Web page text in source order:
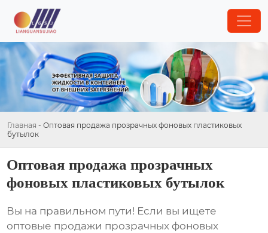
Главная - Оптовая продажа прозрачных фоновых пластиковых
бутылок
Оптовая продажа прозрачных
фоновых пластиковых бутылок
Вы на правильном пути! Если вы ищете
оптовые продажи прозрачных фоновых